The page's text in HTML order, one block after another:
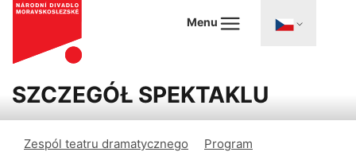
Menu
SZCZEGÓŁ SPEKTAKLU
Zespól teatru dramatycznego
Program